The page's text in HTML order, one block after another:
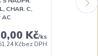
CHAR. C,
AC
Kč/ks
Kčbez DPH
OCHR.,